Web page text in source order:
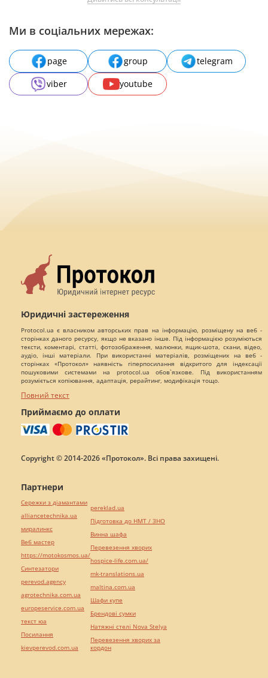
Ми в соціальних мережах:
page group
telegram
viber
youtube
Юридичні застереження
Protocol.ua є власником авторських прав на інформацію, розміщену на веб -
сторінках даного ресурсу, якщо не вказано інше. Під інформацією розуміються
тексти, коментарі, статті, фотозображення, малюнки, ящик-шота, скани, відео,
аудіо, інші матеріали. При використанні матеріалів, розміщених на веб -
сторінках «Протокол» наявність гіперпосилання відкритого для індексації
пошуковими системами на protocol.ua обов`язкове. Під використанням
розуміється копіювання, адаптація, рерайтинг, модифікація тощо.
Повний текст
Приймаємо до оплати
Copyright © 2014-2026 «Протокол». Всі права захищені.
Партнери
Сережки з діамантами
alliancetechnika.ua
миралинкс
Веб мастер
https://motokosmos.ua/
Синтезатори
perevod.agency
agrotechnika.com.ua
europeservice.com.ua
текст юа
Посилання
kievperevod.com.ua
pereklad.ua
Підготовка до НМТ / ЗНО
Винна шафа
Перевезення хворих
hospice-life.com.ua/
mk-translations.ua
maltina.com.ua
Шафи купе
Брендові сумки
Натяжні стелі Nova Stelya
Перевезення хворих за
кордон